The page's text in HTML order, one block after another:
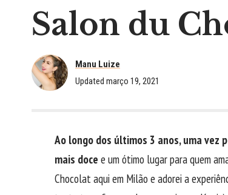
Salon du
Manu Luize
Updated março 19, 2021
Ao longo dos últimos 3 anos, uma vez
mais doce e um ótimo lugar para quem
Chocolat aqui em Milão e adorei a